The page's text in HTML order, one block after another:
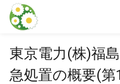
本文に飛ぶ
東京電力(株)福
急処置の概要(第